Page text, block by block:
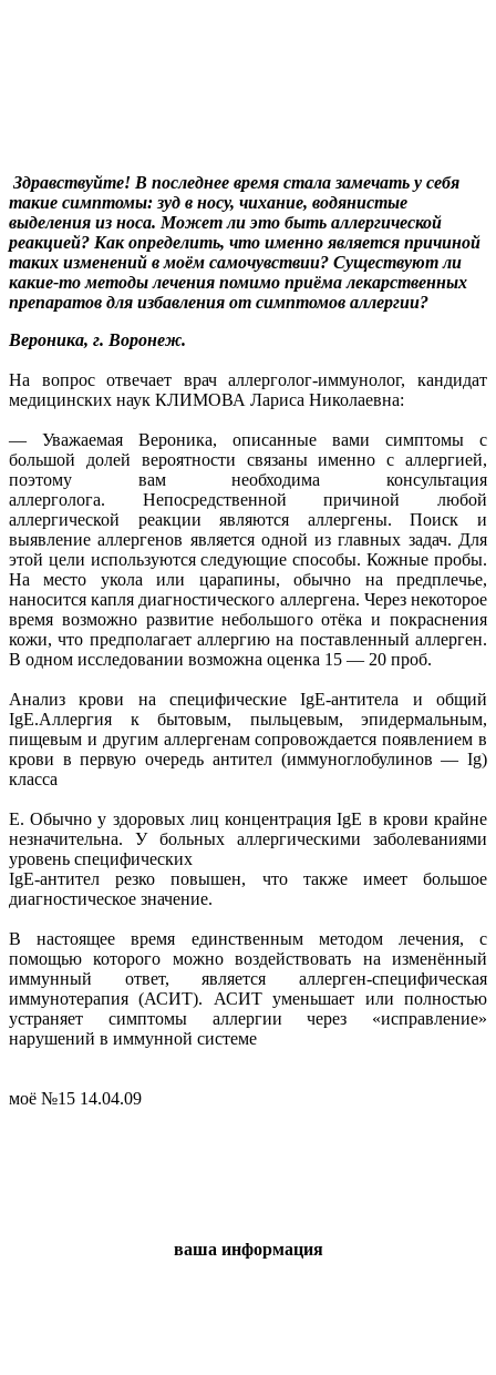
Здравствуйте! В последнее время стала замечать у себя
такие симптомы: зуд в носу, чихание, водянистые
выделения из носа. Может ли это быть аллергической
реакцией? Как определить, что именно является причиной
таких изменений в моём самочувствии? Существуют ли
какие-то методы лечения помимо приёма лекарственных
препаратов для избавления от симптомов аллергии?
Вероника, г. Воронеж.
На вопрос отвечает врач аллерголог-иммунолог, кандидат
медицинских наук КЛИМОВА Лариса Николаевна:
— Уважаемая Вероника, описанные вами симптомы с
большой долей вероятности связаны именно с аллергией,
поэтому вам необходима консультация
аллерголога. Непосредственной причиной любой
аллергической реакции являются аллергены. Поиск и
выявление аллергенов является одной из главных задач. Для
этой цели используются следующие способы. Кожные пробы.
На место укола или царапины, обычно на предплечье,
наносится капля диагностического аллергена. Через некоторое
время возможно развитие небольшого отёка и покраснения
кожи, что предполагает аллергию на поставленный аллерген.
В одном исследовании возможна оценка 15 — 20 проб.
Анализ крови на специфические IgE-антитела и общий
IgE.Аллергия к бытовым, пыльцевым, эпидермальным,
пищевым и другим аллергенам сопровождается появлением в
крови в первую очередь антител (иммуноглобулинов — Ig)
класса
E. Обычно у здоровых лиц концентрация IgE в крови крайне
незначительна. У больных аллергическими заболеваниями
уровень специфических
IgE-антител резко повышен, что также имеет большое
диагностическое значение.
В настоящее время единственным методом лечения, с
помощью которого можно воздействовать на изменённый
иммунный ответ, является аллерген-специфическая
иммунотерапия (АСИТ). АСИТ уменьшает или полностью
устраняет симптомы аллергии через «исправление»
нарушений в иммунной системе
моё №15 14.04.09
ваша информация